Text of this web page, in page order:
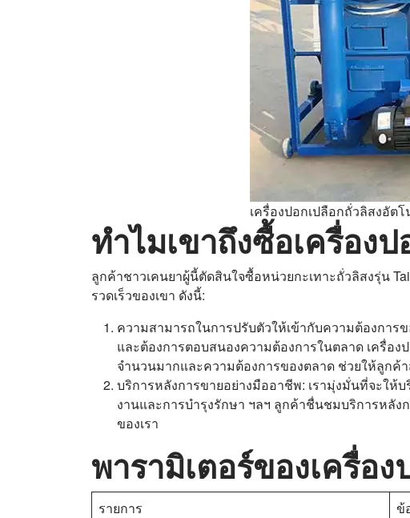
เครื่องปอกเปลือกถั่วลิสงอัต
ทำไมเขาถึงซื้อเครื่อง
ลูกค้าชาวเคนยาผู้นี้ตัดสินใจซื้อหน่วยกะเทาะถั่วลิสงรุ่น
รวดเร็วของเขา ดังนี้:
ความสามารถในการปรับตัวให้เข้ากับความต้องการ
และต้องการตอบสนองความต้องการในตลาด เครื่อ
จำนวนมากและความต้องการของตลาด ช่วยให้ลูกค้
บริการหลังการขายอย่างมืออาชีพ: เรามุ่งมั่นที่จะใ
งานและการบำรุงรักษา ฯลฯ ลูกค้าชื่นชมบริการหลัง
ของเรา
พารามิเตอร์ของเครื่อ
รายการ ข้